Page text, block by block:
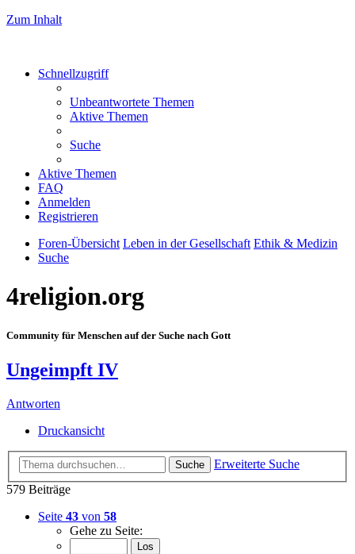
Zum Inhalt
Schnellzugriff
Unbeantwortete Themen
Aktive Themen
Suche
Aktive Themen
FAQ
Anmelden
Registrieren
Foren-Übersicht Leben in der Gesellschaft Ethik & Medizin
Suche
4religion.org
Community für Menschen auf der Suche nach Gott
Ungeimpft IV
Antworten
Druckansicht
Suche
Erweiterte Suche
579 Beiträge
Seite 43 von 58
Gehe zu Seite: